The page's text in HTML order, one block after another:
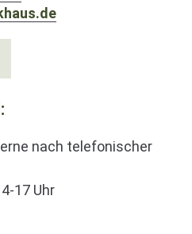
nach telefonischer
17 Uhr